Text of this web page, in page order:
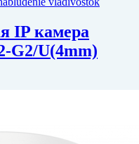
IP камера
G2/U(4mm)